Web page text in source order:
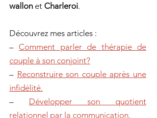
wallon et Charleroi.
Découvrez mes articles :
– Comment parler de thérapie de
couple à son conjoint?
– Reconstruire son couple après une
infidélité.
– Développer son quotient
relationnel par la communication.